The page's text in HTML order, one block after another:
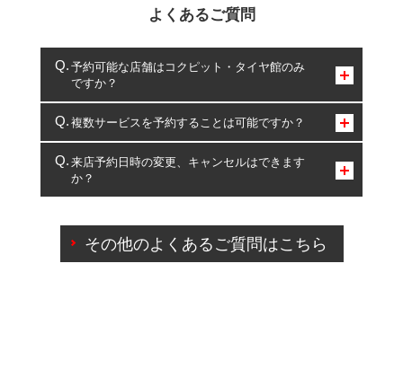
よくあるご質問
予約可能な店舗はコクピット・タイヤ館のみ
ですか？
コクピット・タイヤ館のみとなります。
複数サービスを予約することは可能ですか？
複数サービスのご予約は可能です。
一部の商品・サービスの組み合わせに限り、同時にご予約が
出来ないものもございます。
来店予約日時の変更、キャンセルはできます
か？
ご来店予約日の3営業日前を過ぎている場合のご予約
の日時変更につきましては、直接ご予約の店舗まで
その他のよくあるご質問はこちら